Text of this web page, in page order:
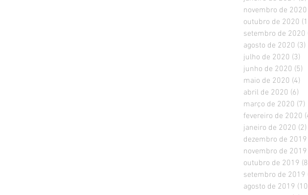
novembro de 2020
outubro de 2020
setembro de 2020
agosto de 2020 (3)
julho de 2020 (3)
junho de 2020 (5)
maio de 2020 (4)
abril de 2020 (6)
março de 2020 (7)
fevereiro de 2020
janeiro de 2020 (2)
dezembro de 2019
novembro de 2019
outubro de 2019
setembro de 2019
agosto de 2019